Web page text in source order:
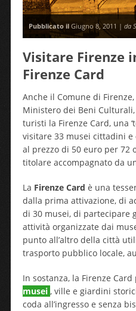
Pubblicato ilGiugno 8, 2011 | da
Visitare Firenze
Firenze Card
Anche il Comune di
Ministero dei Beni
turisti la Firenze Card, una
visitare 33 musei cittadini
al prezzo di 50 euro per 72
titolare accompagnato da
La Firenze Card è una
dalla prima attivazione, di
di 30 musei, di partecipare
attività organizzate dai
punto all’altro della città
trasporto pubblico locale,
In sostanza, la Firenze
musei , ville e giardini
coda all’ingresso e senza